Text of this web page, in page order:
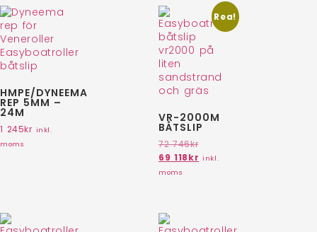
HMPE/DYNEEMA
REP 5MM –
24M
1 245kr inkl.
moms
Rea!
VR-2000M
BÅTSLIP
72 746kr
69 118kr inkl.
moms